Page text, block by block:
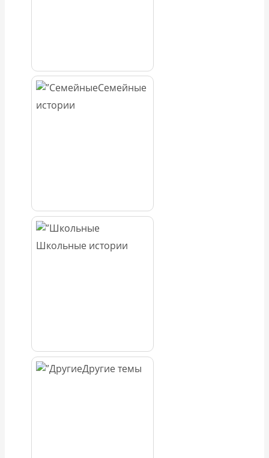
Семейные
истории
Школьные истории
Другие темы